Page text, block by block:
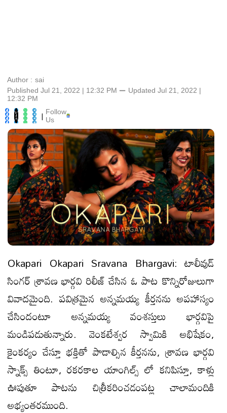
Author : sai
Published Jul 21, 2022 | 12:32 PM ⚊ Updated Jul 21, 2022 |
12:32 PM
| Follow
Us
Okapari Okapari Sravana Bhargavi: టాలీవుడ్‌
సింగర్‌ శ్రావణ భార్గవి రిలీజ్‌ చేసిన ఓ పాట కొన్నిరోజులుగా
వివాదమైంది. ప‌విత్ర‌మైన అన్నమయ్య కీర్తనను అపహాస్యం
చేసిందంటూ అన్నమయ్య వంశస్తులు భార్గ‌విపై
మండిపడుతున్నారు. వెంకటేశ్వర స్వామికి అభిషేకం,
కైంకర్యం చేస్తూ భక్తితో పాడాల్సిన‌ కీర్తనను, శ్రావణ భార్గవి
స్నాక్స్ తింటూ, ర‌క‌ర‌కాల యాంగిల్స్ లో క‌నిపిస్తూ, కాళ్లు
ఊపుతూ పాటను చిత్రీకరించడంప‌ట్ల‌ చాలామందికి
అభ్యంత‌ర‌ముంది.